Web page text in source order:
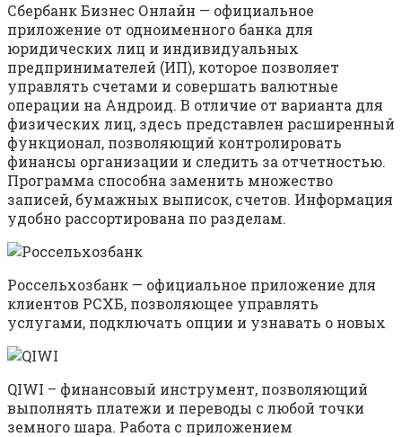
Сбербанк Бизнес Онлайн — официальное
приложение от одноименного банка для
юридических лиц и индивидуальных
предпринимателей (ИП), которое позволяет
управлять счетами и совершать валютные
операции на Андроид. В отличие от варианта для
физических лиц, здесь представлен расширенный
функционал, позволяющий контролировать
финансы организации и следить за отчетностью.
Программа способна заменить множество
записей, бумажных выписок, счетов. Информация
удобно рассортирована по разделам.
Россельхозбанк — официальное приложение для
клиентов РСХБ, позволяющее управлять
услугами, подключать опции и узнавать о новых
QIWI – финансовый инструмент, позволяющий
выполнять платежи и переводы с любой точки
земного шара. Работа с приложением